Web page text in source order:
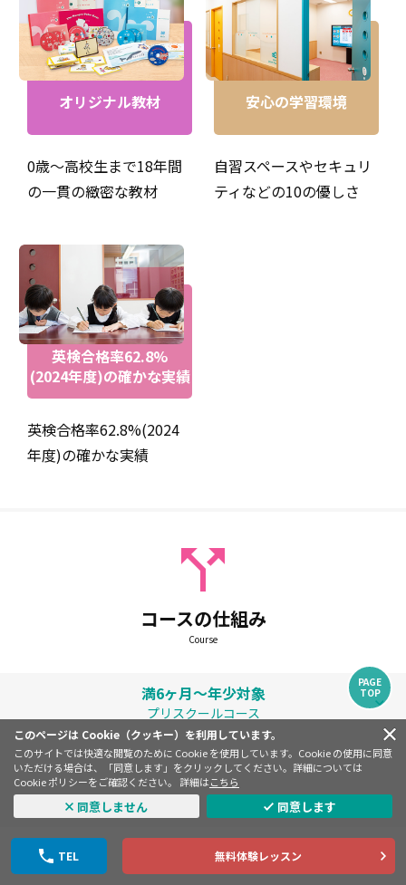
このページは Cookie（クッキー）を利用しています。
このサイトでは快適な閲覧のために Cookie を使用しています。Cookie の使用に同意
いただける場合は、「同意します」をクリックしてください。詳細については
Cookie ポリシーをご確認ください。 詳細はこちら
同意しません 同意します
TEL 無料体験レッスン
英検リスニング満点！合格おめでとう！
ベビーから通ってます！ アミティー歴１０年以上✨吹奏
楽を愛する努力家さん
先生と！夏のスペシャルレッスン
オリジナル教材
0歳～高校生まで18年間
の一貫の緻密な教材
安心の学習環境
自習スペースやセキュリ
ティなどの10の優しさ
英検合格率62.8%
(2024年度)の確かな実績
英検合格率62.8%(2024
年度)の確かな実績
コースの仕組み
Course
満6ヶ月～年少対象
プリスクールコース
日本人教師
外国人教師
PAGE
TOP